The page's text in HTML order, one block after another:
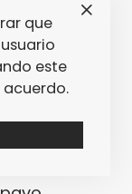
he
edad
que
este